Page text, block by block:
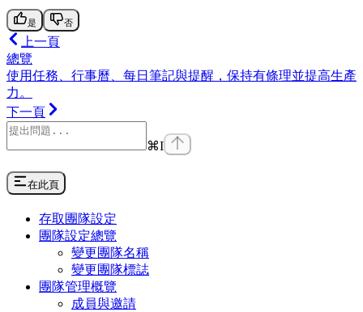
是 否
上一頁
總覽
使用任務、行事曆、每日筆記與提醒，保持有條理並提高生產
力。
下一頁
⌘I
在此頁
存取團隊設定
團隊設定總覽
變更團隊名稱
變更團隊標誌
團隊管理概覽
成員與邀請